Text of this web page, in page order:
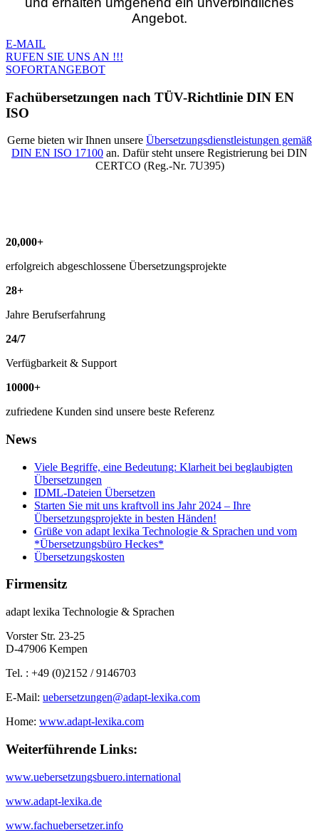
Angebot.
E-MAIL
RUFEN SIE UNS AN !!!
SOFORTANGEBOT
Fachübersetzungen nach TÜV-Richtlinie DIN EN
ISO
Gerne bieten wir Ihnen unsere Übersetzungsdienstleistungen gemäß
DIN EN ISO 17100 an. Dafür steht unsere Registrierung bei DIN
CERTCO (Reg.-Nr. 7U395)
20,000+
erfolgreich abgeschlossene Übersetzungsprojekte
28+
Jahre Berufserfahrung
24/7
Verfügbarkeit & Support
10000+
zufriedene Kunden sind unsere beste Referenz
News
Viele Begriffe, eine Bedeutung: Klarheit bei beglaubigten
Übersetzungen
IDML-Dateien Übersetzen
Starten Sie mit uns kraftvoll ins Jahr 2024 – Ihre
Übersetzungsprojekte in besten Händen!
Grüße von adapt lexika Technologie & Sprachen und vom
*Übersetzungsbüro Heckes*
Übersetzungskosten
Firmensitz
adapt lexika Technologie & Sprachen
Vorster Str. 23-25
D-47906 Kempen
Tel. : +49 (0)2152 / 9146703
E-Mail: uebersetzungen@adapt-lexika.com
Home: www.adapt-lexika.com
Weiterführende Links:
www.uebersetzungsbuero.international
www.adapt-lexika.de
www.fachuebersetzer.info